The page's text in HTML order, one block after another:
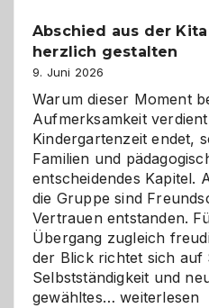
Abschied aus der
herzlich gestalten
9. Juni 2026
Warum dieser Moment
Aufmerksamkeit
Kindergartenzeit endet,
Familien und
entscheidendes Kapitel.
die Gruppe sind
Vertrauen entstanden.
Übergang zugleich
der Blick richtet sich auf
Selbstständigkeit und
gewähltes…Abschied
weiterlesen